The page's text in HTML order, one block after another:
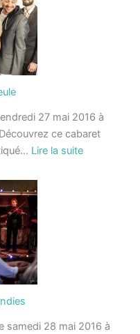
27 mai 2016 à
ce cabaret
Lire la suite:
samedi 28 mai 2016 à